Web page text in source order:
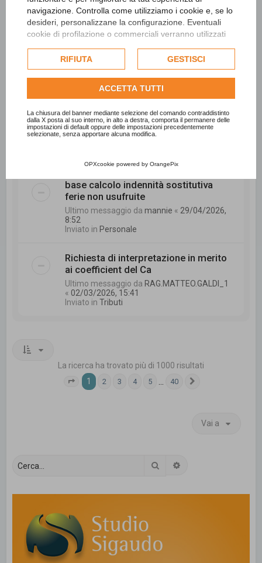
navigazione. Controlla come utilizziamo i cookie e, se lo
desideri, personalizzane la configurazione. Eventuali
cookie di profilazione o commerciali verranno utilizzati
dell'utente e, se consentito, potrebbero essere utilizzati
per personalizzare gli annunci pubblicitari. Per ulteriori
informazioni su come Google utilizza i dati raccolti,
politica sulla privacy di Google
Consulta l'informativa cookie completa.
RIFIUTA GESTISCI
ACCETTA TUTTI
La chiusura del banner mediante selezione del comando contraddistinto
dalla X posta al suo interno, in alto a destra, comporta il permanere delle
impostazioni di default oppure delle impostazioni precedentemente
selezionate, senza apportare alcuna modifica.
OPXcookie powered by OrangePix
Ultimo messaggio daCCC«15/05/2026, 9:11
Inviato inPersonale
La digitalizzazione negli enti locali sta
davvero aiutando?
Ultimo messaggio dasonal2789«
08/05/2026, 7:52
INPS - Richiesta di interessi di rivalsa.
Ultimo messaggio datrombetta
base calcolo indennità sostitutiva
ferie non usufruite
Ultimo messaggio damannie « 29/04/2026,
8:52
Inviato in Personale
Richiesta di interpretazione in merito
ai coefficient del Ca
Ultimo messaggio da RAG.MATTEO.GALDI_1
« 02/03/2026, 15:41
Inviato inTributi
La ricerca ha trovato più di 1000 risultati
Pagina 1di 40
1 2 3 4 5 40
Vai a
Cerca